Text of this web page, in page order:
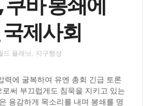
제사회
드 플래닛, 지구행성
력에 굴복하여 유엔 총회 긴급 토론
써 부끄럽게도 침묵을 지키고 있는
용감하게 목소리를 내며 봉쇄를 명